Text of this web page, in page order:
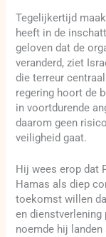
Tegelijkertijd
heeft in de
geloven dat de
veranderd, ziet
die terreur
regering hoort de
in voortdurende
daarom geen
veiligheid gaat.
Hij wees erop dat
Hamas als diep
toekomst willen
en
noemde hij